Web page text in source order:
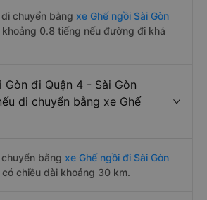
chuyển bằng xe Ghế ngồi Sài Gòn
khoảng 0.8 tiếng nếu đường đi khá
Gòn đi Quận 4 - Sài Gòn
di chuyển bằng xe Ghế
bằng xe Ghế ngồi đi Sài Gòn
có chiều dài khoảng 30 km.